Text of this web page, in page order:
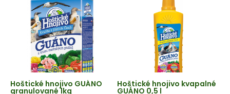
Hoštické hnojivo GUÁNO
granulované 1kg
Hoštické hnojivo kvapalné
GUÁNO 0,5 l